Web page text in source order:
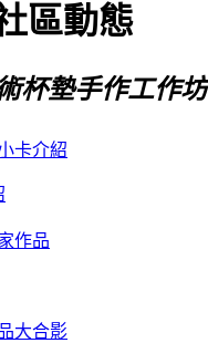
區動態
杯墊手作工作坊